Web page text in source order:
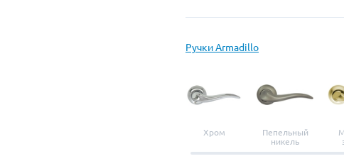
Ручки Armadillo
Хром
Пепельный
никель